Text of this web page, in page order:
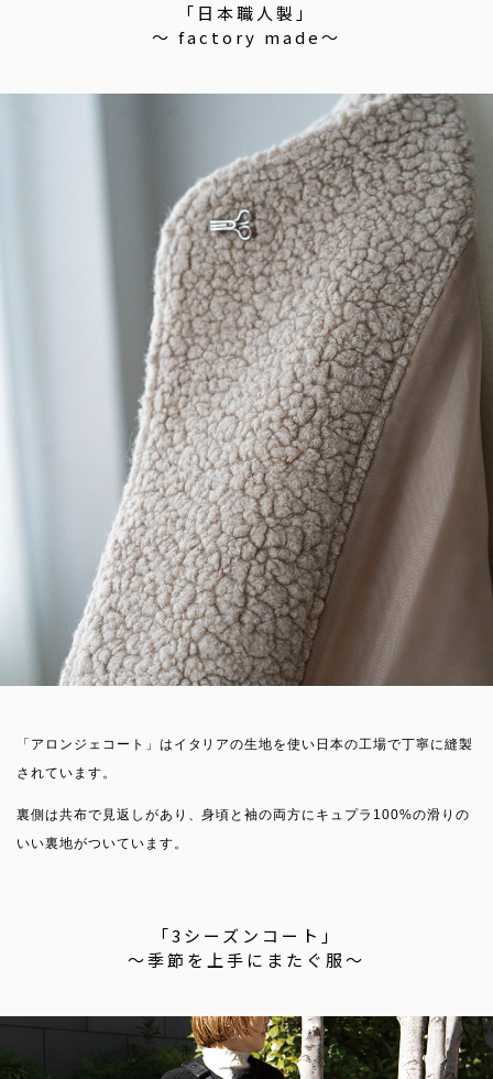
「日本職人製」
〜 factory made〜
「アロンジェコート」はイタリアの生地を使い日本の工場で丁寧に縫製
されています。
裏側は共布で見返しがあり、身頃と袖の両方にキュプラ100%の滑りの
いい裏地がついています。
「3シーズンコート」
〜季節を上手にまたぐ服〜